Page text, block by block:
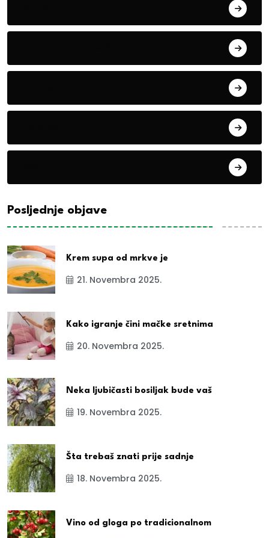
Posljednje objave
Krem supa od mrkve je
21. Novembra 2025.
Kako igranje čini mačke sretnima
20. Novembra 2025.
Neka ljubičasti bosiljak bude vaš
19. Novembra 2025.
Šta trebaš znati prije sadnje
18. Novembra 2025.
Vino od gloga po tradicionalnom